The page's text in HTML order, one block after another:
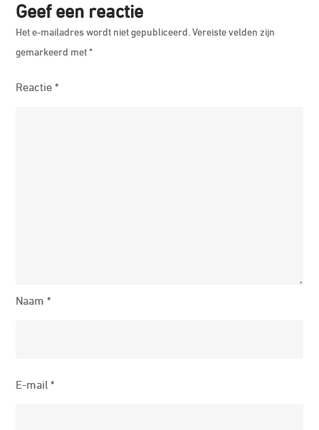
Geef een reactie
Het e-mailadres wordt niet gepubliceerd. Vereiste velden zijn
gemarkeerd met*
Reactie*
Naam*
E-mail*